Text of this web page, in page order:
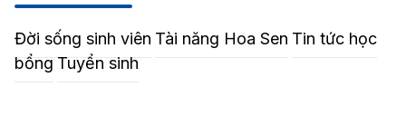
Đời sống sinh viên Tài năng Hoa Sen Tin tức học
bổngTuyển sinh